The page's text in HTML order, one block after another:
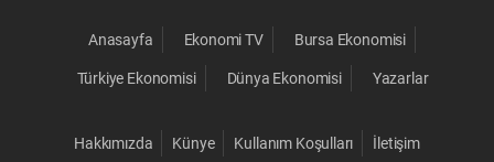
Anasayfa Ekonomi TV Bursa Ekonomisi
Türkiye Ekonomisi Dünya Ekonomisi Yazarlar
Hakkımızda Künye Kullanım Koşulları İletişim